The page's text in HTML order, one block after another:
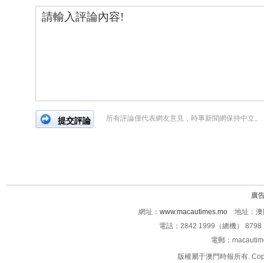
所有評論僅代表網友意見，時事新聞網保持中立。
廣
網址： www.macautimes.mo 地址：澳
電話：2842 1999（總機）
電郵：
版權屬于澳門時報所有.